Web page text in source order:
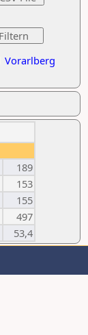
Vorarlberg
189
153
155
497
53,4